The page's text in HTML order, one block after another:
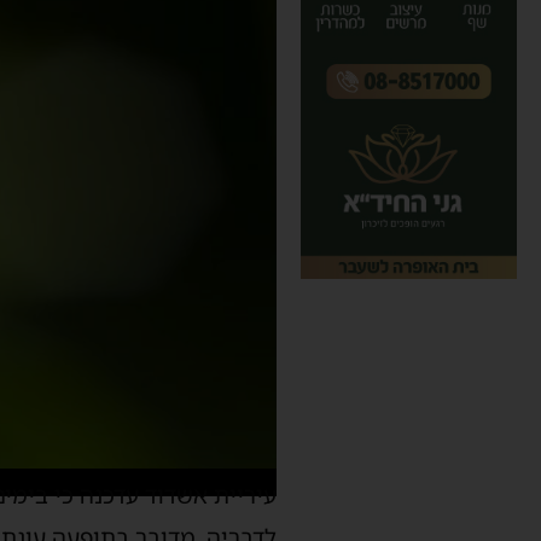
עיריית אשדוד עדכנה כי